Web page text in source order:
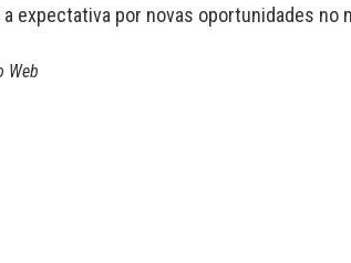
expectativa por novas oportunidades no
Web